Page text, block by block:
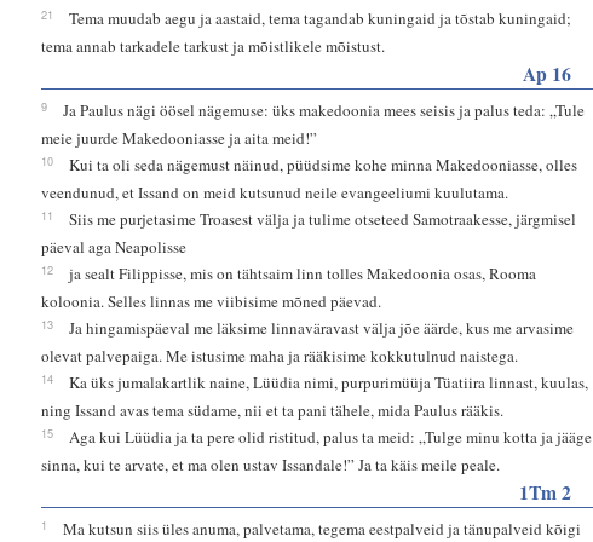
21
Tema muudab aegu ja aastaid, tema tagandab kuningaid ja tõstab kuningaid;
tema annab tarkadele tarkust ja mõistlikele mõistust.
Ap 16
9
Ja Paulus nägi öösel nägemuse: üks makedoonia mees seisis ja palus teda: „Tule
meie juurde Makedooniasse ja aita meid!”
10
Kui ta oli seda nägemust näinud, püüdsime kohe minna Makedooniasse, olles
veendunud, et Issand on meid kutsunud neile evangeeliumi kuulutama.
11
Siis me purjetasime Troasest välja ja tulime otseteed Samotraakesse, järgmisel
päeval aga Neapolisse
12
ja sealt Filippisse, mis on tähtsaim linn tolles Makedoonia osas, Rooma
koloonia. Selles linnas me viibisime mõned päevad.
13
Ja hingamispäeval me läksime linnaväravast välja jõe äärde, kus me arvasime
olevat palvepaiga. Me istusime maha ja rääkisime kokkutulnud naistega.
14
Ka üks jumalakartlik naine, Lüüdia nimi, purpurimüüja Tüatiira linnast, kuulas,
ning Issand avas tema südame, nii et ta pani tähele, mida Paulus rääkis.
15
Aga kui Lüüdia ja ta pere olid ristitud, palus ta meid: „Tulge minu kotta ja jääge
sinna, kui te arvate, et ma olen ustav Issandale!” Ja ta käis meile peale.
1Tm 2
1 Ma kutsun siis üles anuma, palvetama, tegema eestpalveid ja tänupalveid kõigi